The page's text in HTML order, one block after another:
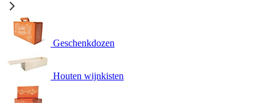
Geschenkdozen
Houten wijnkisten